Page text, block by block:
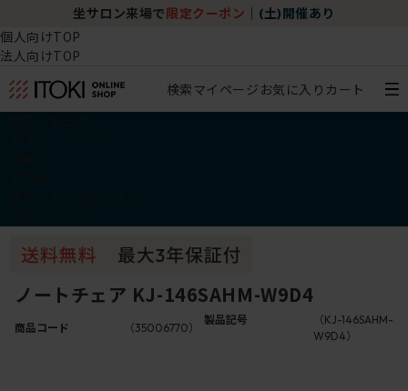
坐サロン来場で 限定クーポン (土)開催あり
個人向けTOP
法人向けTOP
検索マイページ お気に入り カート
ノートチェア KJ-146SAHM-W9D4
商品コード （35006770）
製品記号
（KJ-146SAHM-
W9D4）